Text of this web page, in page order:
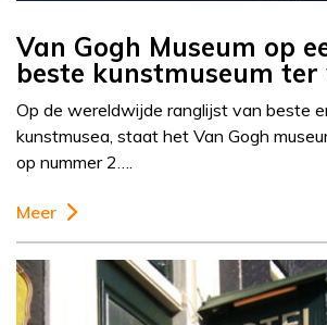
Van Gogh Museum op
beste kunstmuseum ter
Op de wereldwijde ranglijst van beste
kunstmusea, staat het Van Gogh
op nummer 2….
Meer